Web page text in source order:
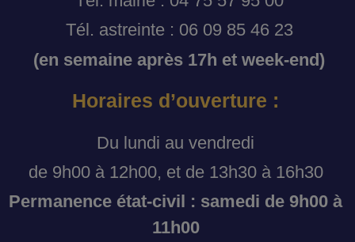
Tél. astreinte : 06 09 85 46 23
(en semaine après 17h et week-end)
Horaires d’ouverture :
Du lundi au vendredi
de 9h00 à 12h00, et de 13h30 à 16h30
Permanence état-civil : samedi de 9h00 à
11h00